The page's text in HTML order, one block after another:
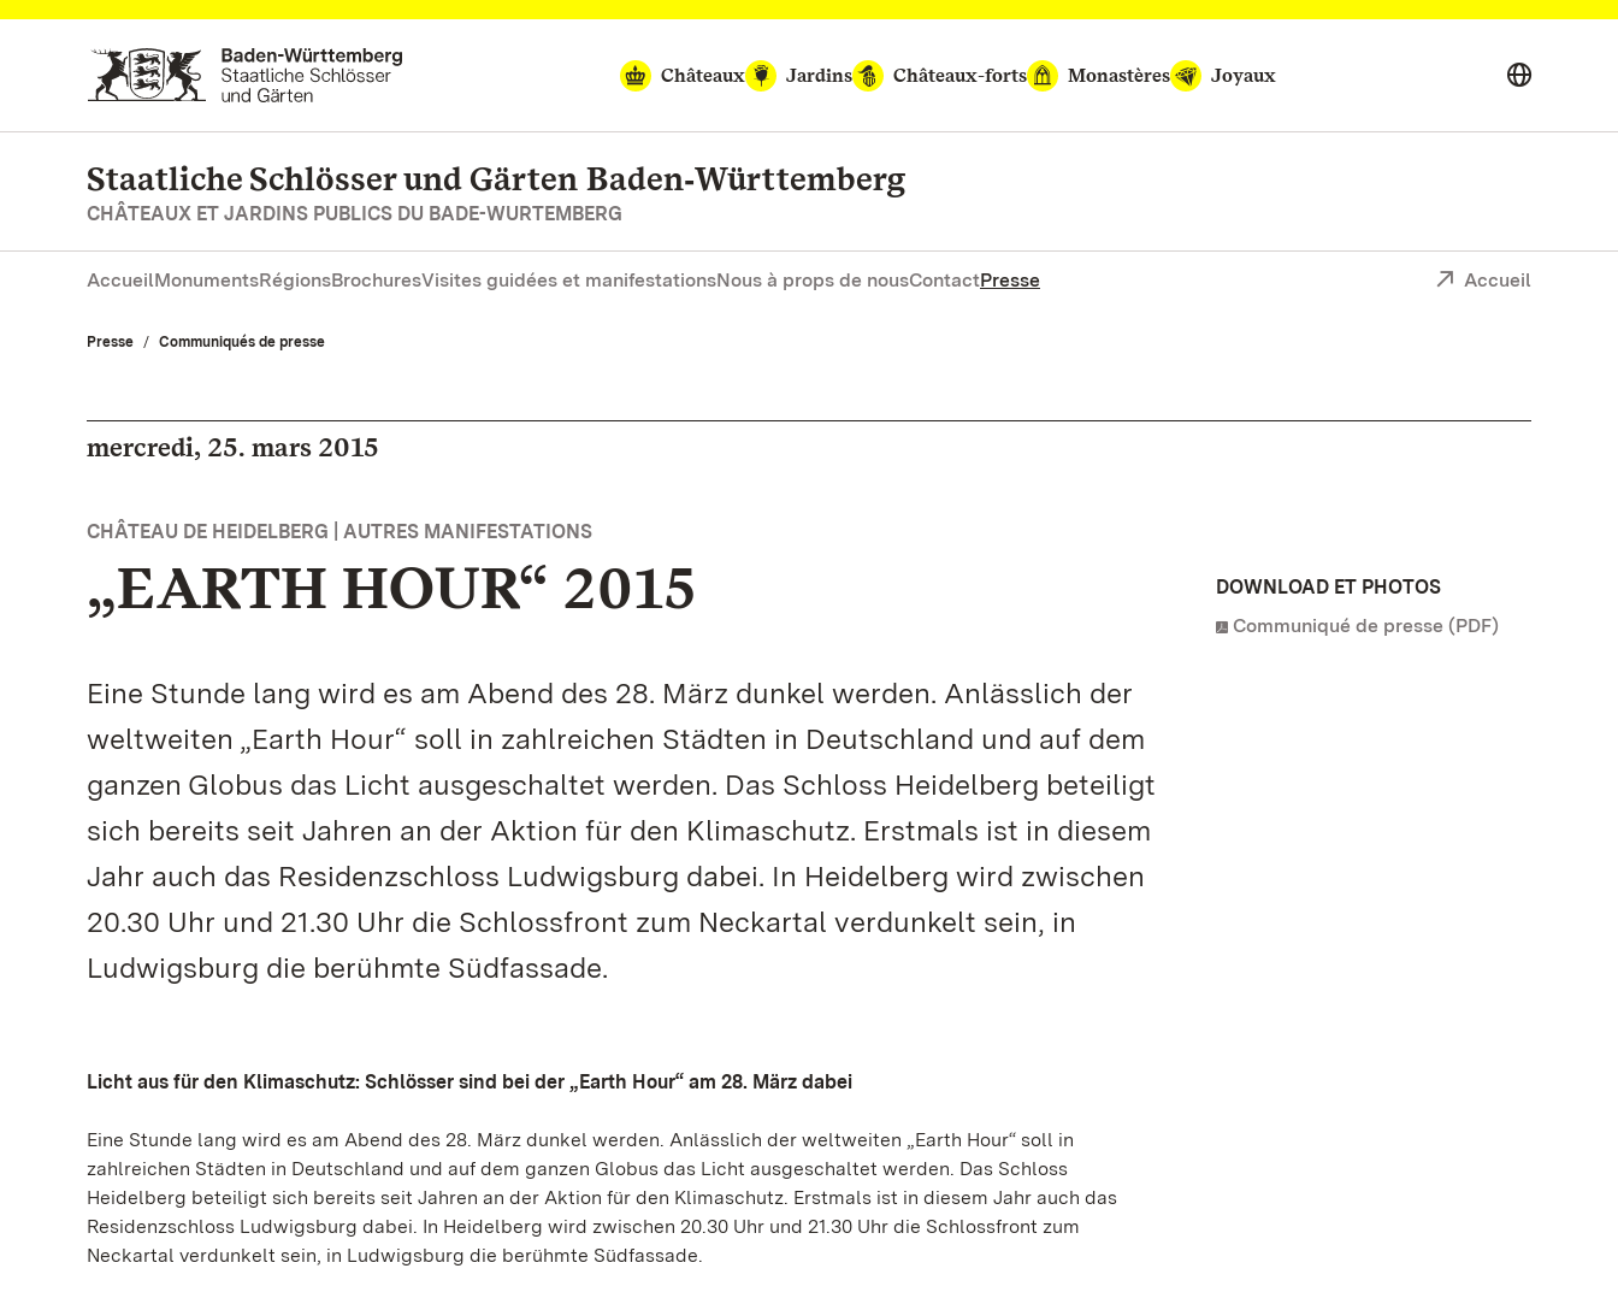
Vers la page d’accueil
Châteaux
Jardins Châteaux-forts Monastères Joyaux
Staatliche Schlösser und Gärten Baden‑Württemberg
CHÂTEAUX ET JARDINS PUBLICS DU BADE-WURTEMBERG
AccueilMonumentsRégionsBrochuresVisites guidées et manifestationsNous à props de nousContactPresse Accueil
Presse Communiqués de presse
mercredi, 25. mars 2015
CHÂTEAU DE HEIDELBERG | AUTRES MANIFESTATIONS
„EARTH HOUR“ 2015
Eine Stunde lang wird es am Abend des 28. März dunkel werden. Anlässlich der
weltweiten „Earth Hour“ soll in zahlreichen Städten in Deutschland und auf dem
ganzen Globus das Licht ausgeschaltet werden. Das Schloss Heidelberg beteiligt
sich bereits seit Jahren an der Aktion für den Klimaschutz. Erstmals ist in diesem
Jahr auch das Residenzschloss Ludwigsburg dabei. In Heidelberg wird zwischen
20.30 Uhr und 21.30 Uhr die Schlossfront zum Neckartal verdunkelt sein, in
Ludwigsburg die berühmte Südfassade.
Licht aus für den Klimaschutz: Schlösser sind bei der „Earth Hour“ am 28. März dabei
Eine Stunde lang wird es am Abend des 28. März dunkel werden. Anlässlich der weltweiten „Earth Hour“ soll in
zahlreichen Städten in Deutschland und auf dem ganzen Globus das Licht ausgeschaltet werden. Das Schloss
Heidelberg beteiligt sich bereits seit Jahren an der Aktion für den Klimaschutz. Erstmals ist in diesem Jahr auch das
Residenzschloss Ludwigsburg dabei. In Heidelberg wird zwischen 20.30 Uhr und 21.30 Uhr die Schlossfront zum
Neckartal verdunkelt sein, in Ludwigsburg die berühmte Südfassade.
DOWNLOAD ET PHOTOS
Communiqué de presse (PDF)